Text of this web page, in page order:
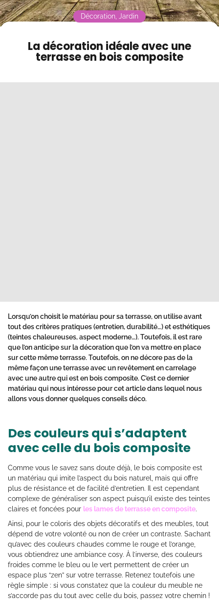
La décoration idéale avec une
terrasse en bois composite
Décoration, Jardin
Lorsqu’on choisit le matériau pour sa terrasse, on utilise avant
tout des critères pratiques (entretien, durabilité…) et esthétiques
(teintes chaleureuses, aspect moderne…). Toutefois, il est rare
que l’on anticipe sur la décoration que l’on va mettre en place
sur cette même terrasse. Toutefois, on ne décore pas de la
même façon une terrasse avec un revêtement en carrelage
avec une autre qui est en bois composite. C’est ce dernier
matériau qui nous intéresse pour cet article dans lequel nous
allons vous donner quelques conseils déco.
Des couleurs qui s’adaptent
avec celle du bois composite
Comme vous le savez sans doute déjà, le bois composite est
un matériau qui imite l’aspect du bois naturel, mais qui offre
plus de résistance et de facilité d’entretien. Il est cependant
complexe de généraliser son aspect puisqu’il existe des teintes
claires et foncées pour les lames de terrasse en composite.
Ainsi, pour le coloris des objets décoratifs et des meubles, tout
dépend de votre volonté ou non de créer un contraste. Sachant
qu’avec des couleurs chaudes comme le rouge et l’orange,
vous obtiendrez une ambiance cosy. À l’inverse, des couleurs
froides comme le bleu ou le vert permettent de créer un
espace plus “zen” sur votre terrasse. Retenez toutefois une
règle simple : si vous constatez que la couleur du meuble ne
s’accorde pas du tout avec celle du bois, passez votre chemin !